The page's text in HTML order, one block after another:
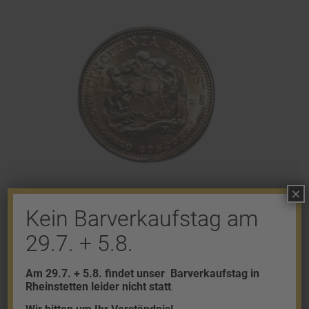
50 Pesos Chile
1.146,38€
zzgl.Versand
Kein Barverkaufstag am
29.7. + 5.8.
Am 29.7. + 5.8. findet unser Barverkaufstag in
Rheinstetten leider nicht statt.
×